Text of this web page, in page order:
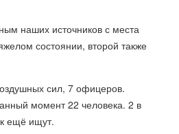
наших источников с места
состоянии, второй также
сил, 7 офицеров.
момент 22 человека. 2 в
ещё ищут.